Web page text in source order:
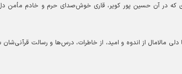
که در آن حسین پور کویر، قاری خوش‌صدای حرم و خادم مأمن
دلی مالامال از اندوه و امید، از خاطرات، درس‌ها و رسالت